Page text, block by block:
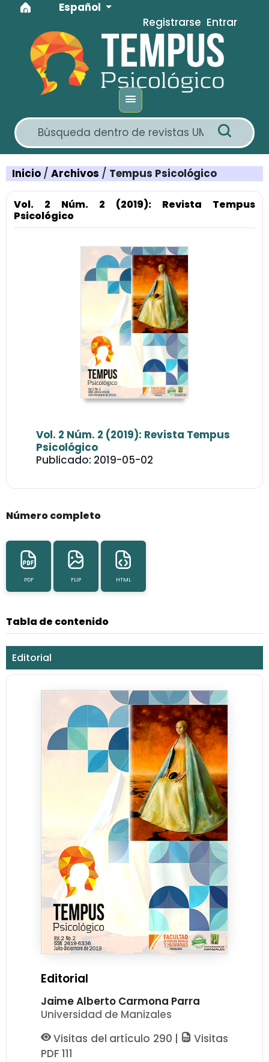
Ir al menú de navegación principal
Ir al contenido principal
Ir al pie de página del sitio
Idioma
Español
Registrarse Entrar
Inicio / Archivos / Tempus Psicológico
Vol. 2 Núm. 2 (2019): Revista Tempus
Psicológico
Vol. 2 Núm. 2 (2019): Revista Tempus
Psicológico
Publicado: 2019-05-02
Número completo
PDF FLIP HTML
Tabla de contenido
Editorial
Editorial
Jaime Alberto Carmona Parra
Universidad de Manizales
Visitas del artículo 290 |
Visitas
PDF 111